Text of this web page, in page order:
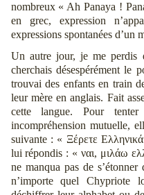
nombreux « Ah Panaya !
en grec, expression
expressions spontanées d’un
Un autre jour, je me perdis
cherchais désespérément le
trouvai des enfants en train
leur mère en anglais. Fait
cette langue. Pour
incompréhension mutuelle,
suivante : « Ξέρετε
lui répondis : « ναι, μιλάω
ne manqua pas de
n’importe quel Chypriote